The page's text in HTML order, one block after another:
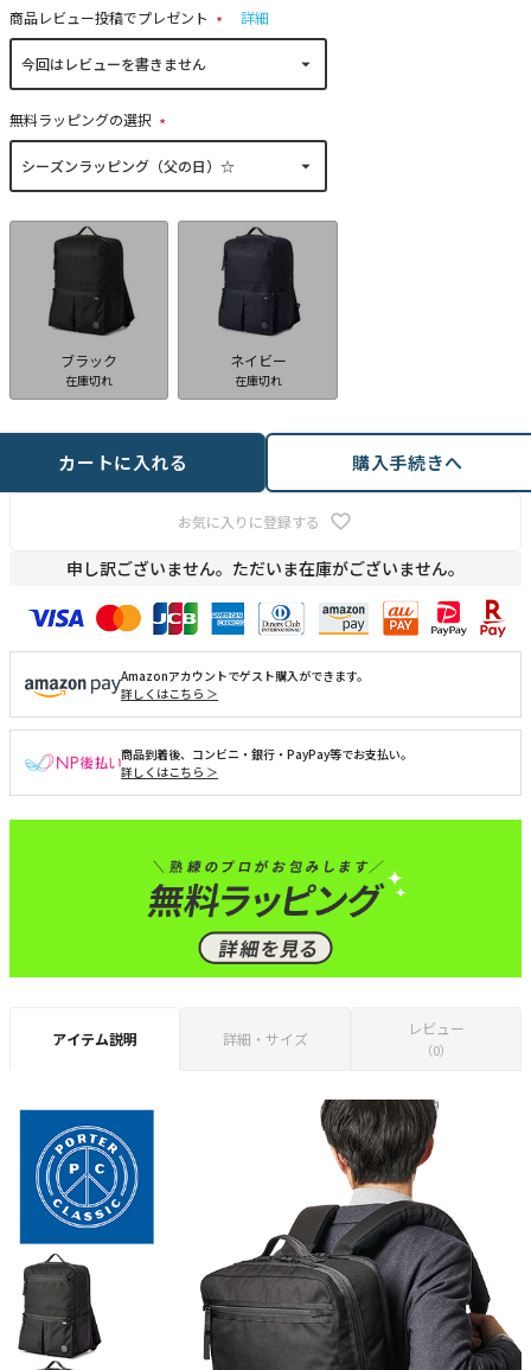
商品レビュー投稿でプレゼント
(
詳細
無料ラッピングの選択
(
必
ブラック
在庫切れ
ネイビー
在庫切れ
お気に入りに登録する
カートに入れる 購入手続きへ
申し訳ございません。ただいま在庫がございません。
Amazonアカウントでゲスト購入ができます。
詳しくはこちら ＞
商品到着後、コンビニ・銀行・PayPay等でお支払い。
詳しくはこちら ＞
アイテム説明 詳細・サイズ
レビュー
（0）